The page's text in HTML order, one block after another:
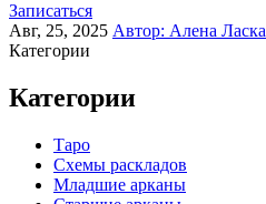
Записаться
Авг, 25, 2025 Автор: Алена Ласка
Категории
Категории
Таро
Схемы раскладов
Младшие арканы